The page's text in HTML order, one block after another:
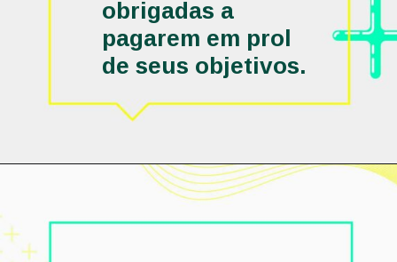
obrigadas a
pagarem em prol
de seus objetivos.